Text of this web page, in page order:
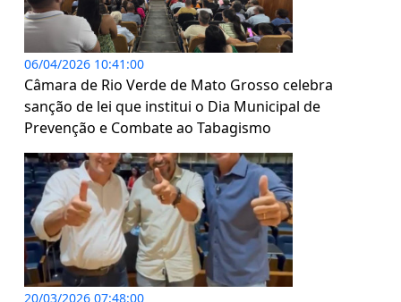
06/04/2026 10:41:00
Câmara de Rio Verde de Mato Grosso celebra
sanção de lei que institui o Dia Municipal de
Prevenção e Combate ao Tabagismo
20/03/2026 07:48:00